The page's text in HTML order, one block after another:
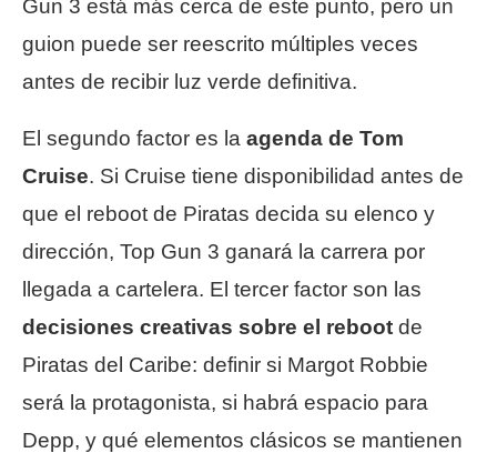
Gun 3 está más cerca de este punto, pero un
guion puede ser reescrito múltiples veces
antes de recibir luz verde definitiva.
El segundo factor es la agenda de Tom
Cruise. Si Cruise tiene disponibilidad antes de
que el reboot de Piratas decida su elenco y
dirección, Top Gun 3 ganará la carrera por
llegada a cartelera. El tercer factor son las
decisiones creativas sobre el reboot de
Piratas del Caribe: definir si Margot Robbie
será la protagonista, si habrá espacio para
Depp, y qué elementos clásicos se mantienen